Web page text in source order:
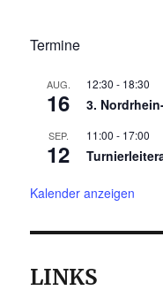
Termine
AUG.
16
12:30 - 18:30
3.
SEP.
12
11:00 - 17:00
Kalender anzeigen
LINKS